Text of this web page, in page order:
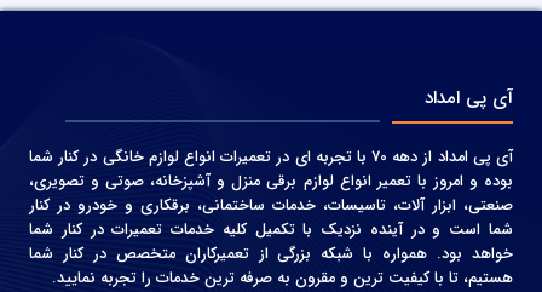
آی پی امداد
آی پی امداد از دهه 70 با تجربه ای در تعمیرات انواع لوازم خانگی در کنار شما
بوده و امروز با تعمیر انواع لوازم برقی منزل و آشپزخانه، صوتی و‌ تصویری،
صنعتی، ابزار آلات، تاسیسات، خدمات ساختمانی، برقکاری و خودرو در کنار
شما است و در آینده نزدیک با تکمیل کلیه خدمات تعمیرات در کنار شما
خواهد بود. همواره با شبکه بزرگی از تعمیرکاران متخصص در کنار شما
هستیم، تا با کیفیت ترین و مقرون به صرفه ترین خدمات را تجربه نمایید.